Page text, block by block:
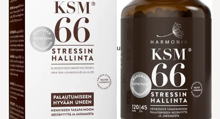
Avaa tuotekuva suurennettuna